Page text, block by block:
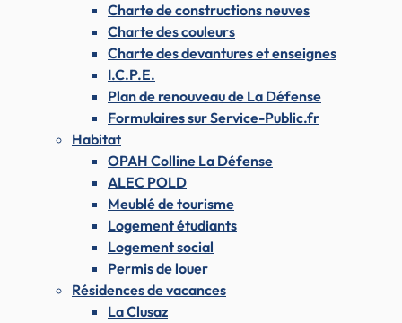
Charte de constructions neuves
Charte des couleurs
Charte des devantures et enseignes
I.C.P.E.
Plan de renouveau de La Défense
Formulaires sur Service-Public.fr
Habitat
OPAH Colline La Défense
ALEC POLD
Meublé de tourisme
Logement étudiants
Logement social
Permis de louer
Résidences de vacances
La Clusaz